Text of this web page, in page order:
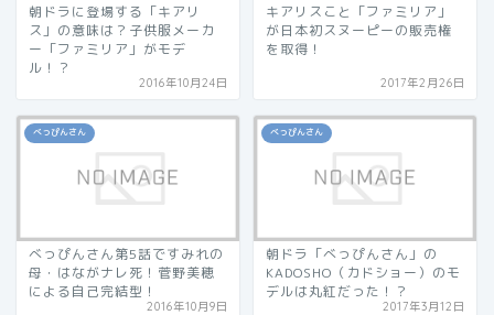
朝ドラに登場する「キアリ
ス」の意味は？子供服メーカ
ー「ファミリア」がモデ
ル！？
2016年10月24日
キアリスこと「ファミリア」
が日本初スヌーピーの販売権
を取得！
2017年2月26日
べっぴんさん
べっぴんさん第5話ですみれの
母・はながナレ死！菅野美穂
による自己完結型！
2016年10月9日
べっぴんさん
朝ドラ「べっぴんさん」の
KADOSHO（カドショー）のモ
デルは丸紅だった！？
2017年3月12日